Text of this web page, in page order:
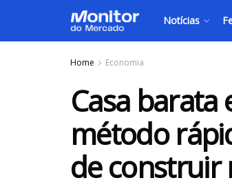
Notícias
Home Economia
Casa
método
de construir